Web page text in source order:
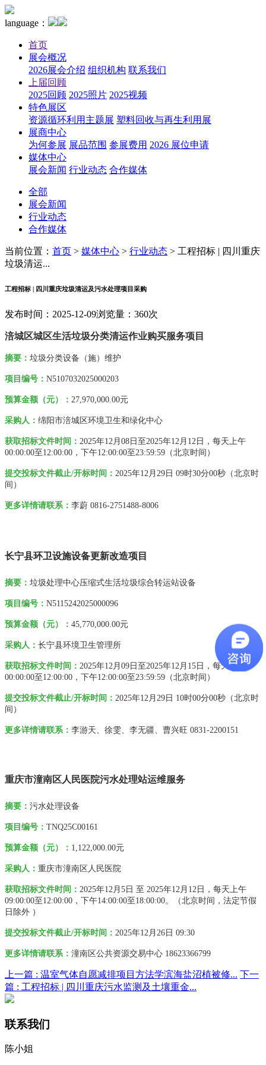
language：
首页
展会概况
2026展会介绍 组织机构 联系我们
上届回顾
2025回顾 2025照片 2025视频
特色展区
资源循环利用主题展 塑料回收与再生利用展
展商中心
为何参展 展品范围 参展费用 2026 展位申请
媒体中心
展会新闻 行业动态 合作媒体
全部
展会新闻
行业动态
合作媒体
当前位置： 首页 > 媒体中心 > 行业动态 > 工程招标 | 四川重庆
垃圾清运...
工程招标 | 四川重庆垃圾清运及污水处理项目采购
发布时间：2025-12-09浏览量：360次
涪城区城区生活垃圾分类清运作业购买服务项目
摘要 ： 垃圾分类设备（施）维护
项目编号： N5107032025000203
预算金额（元）： 27,970,000.00元
采购人 ： 绵阳市涪城区环境卫生和绿化中心
获取招标文件时间： 2025年12月08日 至 2025年12月12日 ，每天上午
00:00:00至 12:00:00 ，下午12:00:00至 23:59:59 （北京时间）
提交投标文件截止/开标时间： 2025年12月29日 09时30分00秒 （北京时
间）
更多详情请联系 ： 李蔚 0816-2751488-8006
长宁县环卫设施设备更新改造项目
摘要 ： 垃圾处理中心压缩式生活垃圾综合转运站设备
项目编号： N5115242025000096
预算金额（元）： 45,770,000.00元
采购人 ： 长宁县环境卫生管理所
获取招标文件时间： 2025年12月09日 至 2025年12月15日 ，每天上午
00:00:00至 12:00:00 ，下午12:00:00至 23:59:59 （北京时间）
提交投标文件截止/开标时间： 2025年12月29日 10时00分00秒 （北京时
间）
更多详情请联系 ： 李游天、徐雯、李无疆、曹兴旺 0831-2200151
重庆市潼南区人民医院污水处理站运维服务
摘要： 污水处理设备
项目编号： TNQ25C00161
预算金额（元）： 1,122,000.00元
采购人 ： 重庆市潼南区人民医院
获取招标文件时间： 2025年12月5日 至 2025年12月12日 ， 每天上午
09:00:00至12:00:00，下午14:00:00至18:00:00。（北京时间，法定节假
日除外 ）
提交投标文件截止/开标时间： 2025年12月26日 09:30
更多详情请联系 ： 潼南区公共资源交易中心 18623366799
上一篇 : 温室气体自愿减排项目方法学滨海盐沼植被修... 下一
篇 : 工程招标 | 四川重庆污水监测及土壤重金...
联系我们
陈小姐